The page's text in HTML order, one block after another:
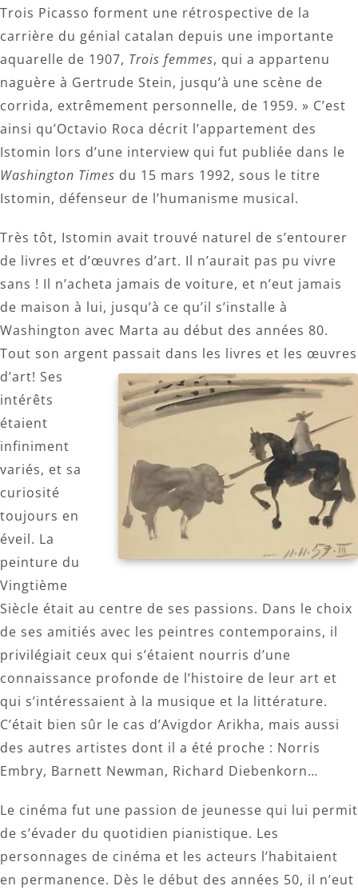
Trois Picasso forment une rétrospective de la
carrière du génial catalan depuis une importante
aquarelle de 1907, Trois femmes, qui a appartenu
naguère à Gertrude Stein, jusqu’à une scène de
corrida, extrêmement personnelle, de 1959. » C’est
ainsi qu’Octavio Roca décrit l’appartement des
Istomin lors d’une interview qui fut publiée dans le
Washington Times du 15 mars 1992, sous le titre
Istomin, défenseur de l’humanisme musical.
Très tôt, Istomin avait trouvé naturel de s’entourer
de livres et d’œuvres d’art. Il n’aurait pas pu vivre
sans ! Il n’acheta jamais de voiture, et n’eut jamais
de maison à lui, jusqu’à ce qu’il s’installe à
Washington avec Marta au début des années 80.
Tout son argent passait dans les livres et les œuvres
d’art! Ses
intérêts
étaient
infiniment
variés, et sa
curiosité
toujours en
éveil. La
peinture du
Vingtième
Siècle était au centre de ses passions. Dans le choix
de ses amitiés avec les peintres contemporains, il
privilégiait ceux qui s’étaient nourris d’une
connaissance profonde de l’histoire de leur art et
qui s’intéressaient à la musique et la littérature.
C’était bien sûr le cas d’Avigdor Arikha, mais aussi
des autres artistes dont il a été proche : Norris
Embry, Barnett Newman, Richard Diebenkorn…
Le cinéma fut une passion de jeunesse qui lui permit
de s’évader du quotidien pianistique. Les
personnages de cinéma et les acteurs l’habitaient
en permanence. Dès le début des années 50, il n’eut